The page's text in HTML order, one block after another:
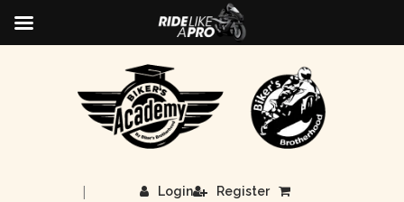
Login
| Register